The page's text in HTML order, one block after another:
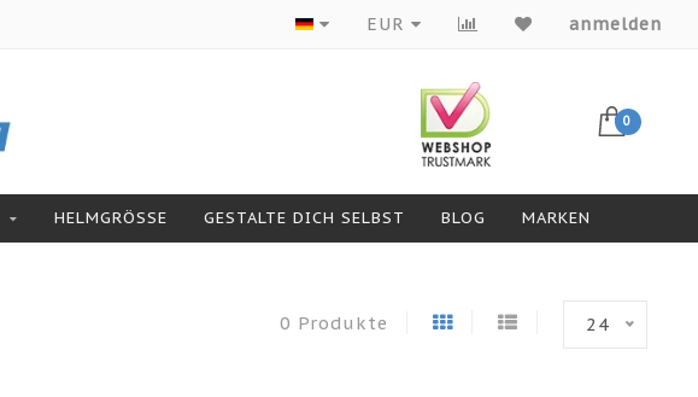
Produkte von Top-Marken
EUR anmelden
0
HELMGRÖSSE GESTALTE DICH SELBST BLOG MARKEN
0 Produkte 24